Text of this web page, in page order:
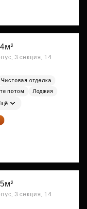
3 секция, 14
Чистовая отделка
потом
Лоджия
3 секция, 14